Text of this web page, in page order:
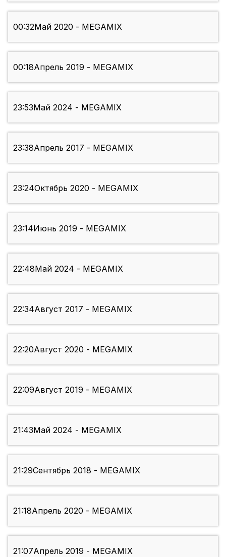
00:32Май 2020 - MEGAMIX
00:18Апрель 2019 - MEGAMIX
23:53Май 2024 - MEGAMIX
23:38Апрель 2017 - MEGAMIX
23:24Октябрь 2020 - MEGAMIX
23:14Июнь 2019 - MEGAMIX
22:48Май 2024 - MEGAMIX
22:34Август 2017 - MEGAMIX
22:20Август 2020 - MEGAMIX
22:09Август 2019 - MEGAMIX
21:43Май 2024 - MEGAMIX
21:29Сентябрь 2018 - MEGAMIX
21:18Апрель 2020 - MEGAMIX
21:07Апрель 2019 - MEGAMIX